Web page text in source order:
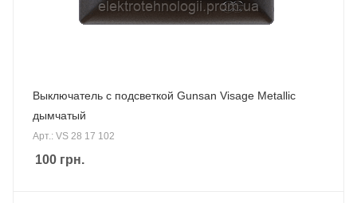
Выключатель с подсветкой Gunsan Visage Metallic
дымчатый
Арт.: VS 28 17 102
100 грн.